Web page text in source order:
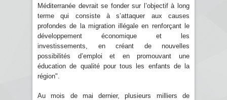
Méditerranée devrait se fonder sur l’objectif à long
terme qui consiste à s’attaquer aux causes
profondes de la migration illégale en renforçant le
développement économique et les
investissements, en créant de nouvelles
possibilités d’emploi et en promouvant une
éducation de qualité pour tous les enfants de la
région".
Au mois de mai dernier, plusieurs milliers de